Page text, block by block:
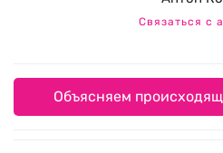
Связаться с
Объясняем